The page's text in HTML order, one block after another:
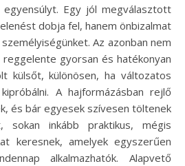
Egy jól megválasztott
dobja fel, hanem önbizalmat
Az azonban nem
gyorsan és hatékonyan
külsőt, különösen, ha változatos
A hajformázásban rejlő
és bár egyesek szívesen töltenek
inkább praktikus, mégis
keresnek, amelyek egyszerűen
alkalmazhatók. Alapvető